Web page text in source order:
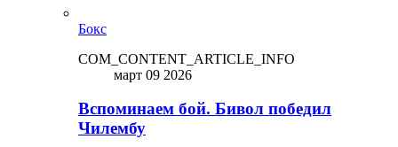
Бокс
COM_CONTENT_ARTICLE_INFO
март 09 2026
Вспоминаем бой. Бивол победил
Чилембу